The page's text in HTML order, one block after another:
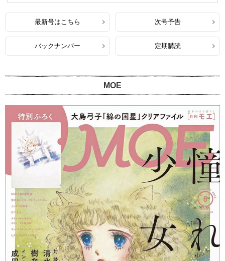
最新号はこちら 次号予告
バックナンバー 定期購読
MOE